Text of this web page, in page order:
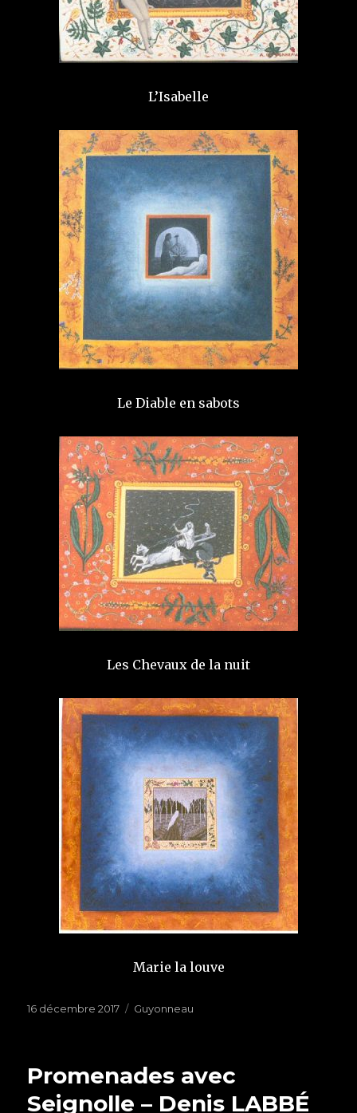
L’Isabelle
Le Diable en sabots
Les Chevaux de la nuit
Marie la louve
Publié
16 décembre 2017 Étiquettes
Guyonneau
Promenades avec
Seignolle – Denis LABBÉ